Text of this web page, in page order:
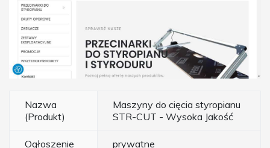
Nazwa
(Produkt)
Maszyny do cięcia styropianu
STR-CUT - Wysoka Jakość
Ogłoszenie prywatne